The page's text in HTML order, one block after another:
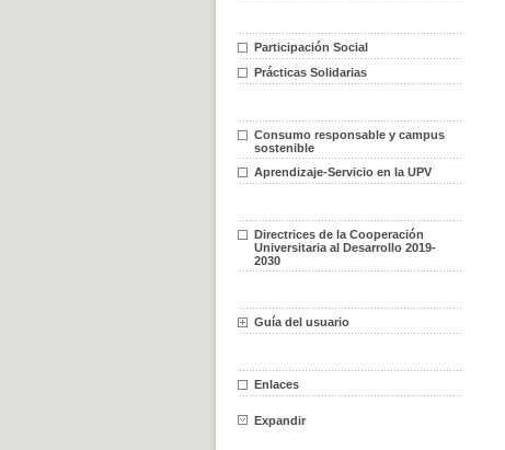
Participación Social
Prácticas Solidarias
Consumo responsable y campus
sostenible
Aprendizaje-Servicio en la UPV
Directrices de la Cooperación
Universitaria al Desarrollo 2019-
2030
Guía del usuario
Enlaces
Expandir